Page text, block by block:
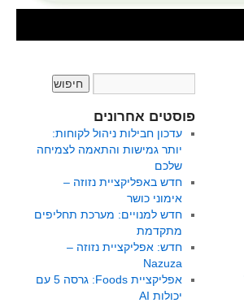
פוסטים אחרונים
עדכון חבילות ניהול לקוחות:
יותר גמישות והתאמה לצמיחה
שלכם
חדש באפליקציית נזוזה –
אימוני כושר
חדש למנויים: מערכת תחליפים
מתקדמת
חדש: אפליקציית נזוזה –
Nazuza
אפליקציית Foods: גרסה 5 עם
יכולות AI